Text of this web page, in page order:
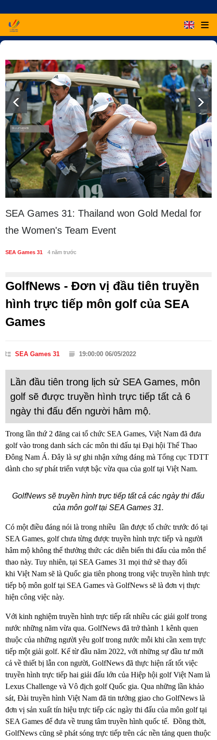
SEA Games 31: Thailand won Gold Medal for
the Women's Team Event
SEA Games 31 4 năm trước
GolfNews - Đơn vị đầu tiên truyền
hình trực tiếp môn golf của SEA
Games
SEA Games 31 19:00:00 06/05/2022
Lần đầu tiên trong lịch sử SEA Games, môn
golf sẽ được truyền hình trực tiếp tất cả 6
ngày thi đấu đến người hâm mộ.
Trong lần thứ 2 đăng cai tổ chức SEA Games, Việt Nam đã đưa
golf vào trong danh sách các môn thi đấu tại Đại hội Thể Thao
Đông Nam Á. Đây là sự ghi nhận xứng đáng mà Tổng cục TDTT
dành cho sự phát triển vượt bậc vừa qua của golf tại Việt Nam.
GolfNews sẽ truyền hình trực tiếp tất cả các ngày thi đấu
của môn golf tại SEA Games 31.
Có một điều đáng nói là trong nhiều lần được tổ chức trước đó tại
SEA Games, golf chưa từng được truyền hình trực tiếp và người
hâm mộ không thể thưởng thức các diễn biến thi đấu của môn thể
thao này. Tuy nhiên, tại SEA Games 31 mọi thứ sẽ thay đổi
khiViệt Nam sẽ là Quốc gia tiên phong trong việc truyền hình trực
tiếp bộ môn golf tại SEA Games và GolfNews sẽ là đơn vị thực
hiện công việc này.
Với kinh nghiệm truyền hình trực tiếp rất nhiều các giải golf trong
nước những năm vừa qua. GolfNews đã trở thành 1 kênh quen
thuộc của những người yêu golf trong nước mỗi khi cần xem trực
tiếp một giải golf. Kể từ đầu năm 2022, với những sự đầu tư mới
cả về thiết bị lẫn con người, GolfNews đã thực hiện rất tốt việc
truyền hình trực tiếp hai giải đấu lớn của Hiệp hội golf Việt Nam là
Lexus Challenge và Vô địch golf Quốc gia. Qua những lần khảo
sát, Đài truyền hình Việt Nam đã tin tưởng giao cho GolfNews là
đơn vị sản xuất tín hiệu trực tiếp các ngày thi đấu của môn golf tại
SEA Games để đưa về trung tâm truyền hình quốc tế. Đồng thời,
GolfNews cũng sẽ phát sóng trực tiếp trên các nền tảng quen thuộc